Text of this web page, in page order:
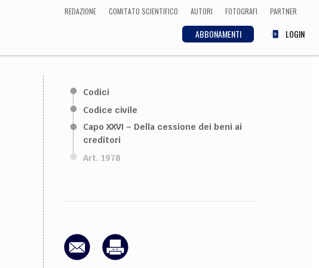
REDAZIONE COMITATO SCIENTIFICO AUTORI FOTOGRAFI PARTNER
ABBONAMENTI LOGIN
ECONOMIA
Biologia, Cifrematica,
Medicina
Arte, Cinema, Musica,
Codici
Codice civile
Capo XXVI – Della cessione dei beni ai
creditori
Art. 1978